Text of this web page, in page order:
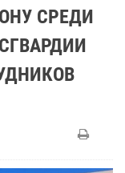
СРЕДИ